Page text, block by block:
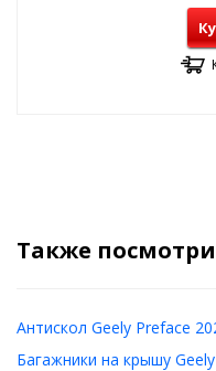
Также
Антискол Geely Preface
Багажники на крышу